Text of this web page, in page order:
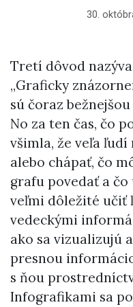
30.
Tretí dôvod
„Graficky
sú čoraz
No za ten čas, čo
všimla, že veľa
alebo chápať, čo
grafu povedať a čo
veľmi dôležité učiť
vedeckými
ako sa vizualizujú
presnou
s ňou
Infografikami sa